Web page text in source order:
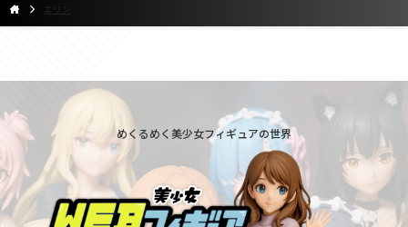
エリン
めくるめく美少女フィギュアの世界